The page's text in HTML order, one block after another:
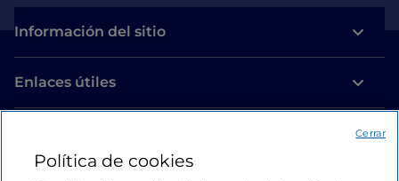
Información del sitio
Enlaces útiles
Estamos en contacto
Política de cookies
Cerrar